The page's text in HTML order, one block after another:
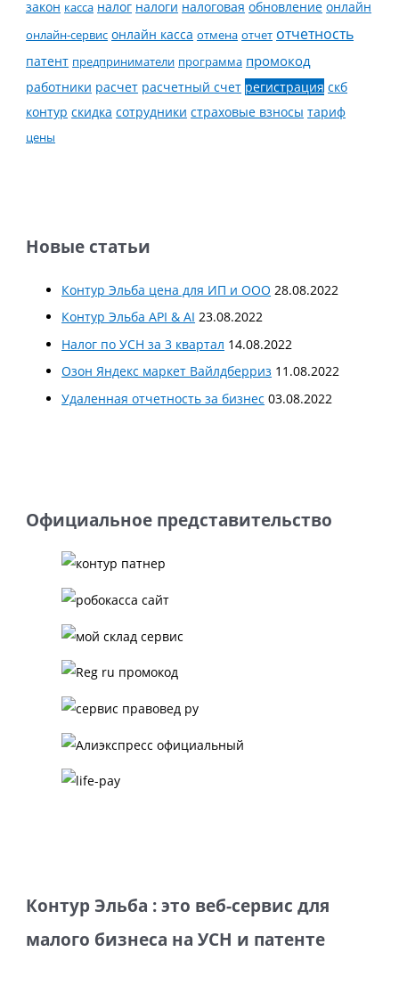
закон касса налог налоги налоговая обновление онлайн
онлайн-сервис онлайн касса отмена отчет отчетность
патент предприниматели программа промокод
работники расчет расчетный счет регистрация скб
контур скидка сотрудники страховые взносы тариф
цены
Новые статьи
Контур Эльба цена для ИП и ООО 28.08.2022
Контур Эльба API & AI 23.08.2022
Налог по УСН за 3 квартал 14.08.2022
Озон Яндекс маркет Вайлдберриз 11.08.2022
Удаленная отчетность за бизнес 03.08.2022
Официальное представительство
Контур Эльба : это веб-сервис для
малого бизнеса на УСН и патенте